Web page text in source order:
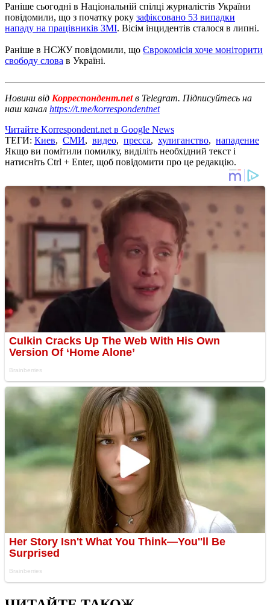
Раніше сьогодні в Національній спілці журналістів України
повідомили, що з початку року зафіксовано 53 випадки
нападу на працівників ЗМІ. Вісім інцидентів сталося в липні.
Раніше в НСЖУ повідомили, що Єврокомісія хоче моніторити
свободу слова в Україні.
Новини від Корреспондент.netв Telegram. Підписуйтесь на
наш канал https://t.me/korrespondentnet
Читайте Korrespondent.net в Google News
ТЕГИ: Киев, СМИ, видео, пресса, хулиганство, нападение
Якщо ви помітили помилку, виділіть необхідний текст і
натисніть Ctrl + Enter, щоб повідомити про це редакцію.